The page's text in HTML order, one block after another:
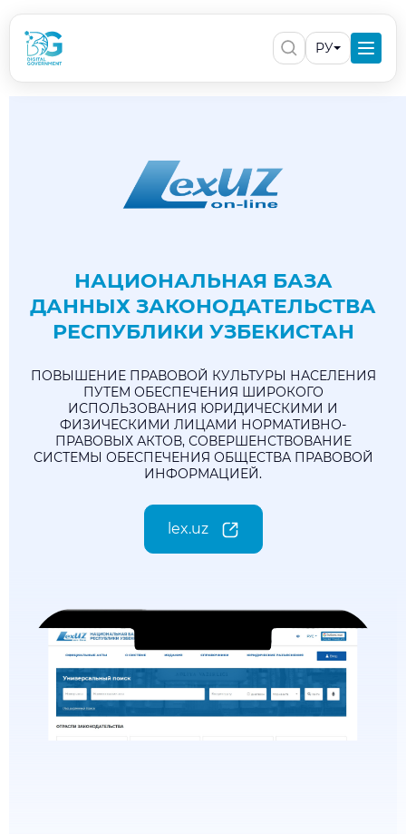
РУ
НАЦИОНАЛЬНАЯ БАЗА
ДАННЫХ ЗАКОНОДАТЕЛЬСТВА
РЕСПУБЛИКИ УЗБЕКИСТАН
ПОВЫШЕНИЕ ПРАВОВОЙ КУЛЬТУРЫ НАСЕЛЕНИЯ
ПУТЕМ ОБЕСПЕЧЕНИЯ ШИРОКОГО
ИСПОЛЬЗОВАНИЯ ЮРИДИЧЕСКИМИ И
ФИЗИЧЕСКИМИ ЛИЦАМИ НОРМАТИВНО-
ПРАВОВЫХ АКТОВ, СОВЕРШЕНСТВОВАНИЕ
СИСТЕМЫ ОБЕСПЕЧЕНИЯ ОБЩЕСТВА ПРАВОВОЙ
ИНФОРМАЦИЕЙ.
lex.uz